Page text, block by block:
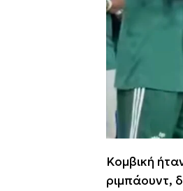
Κομβική
ριμπάουντ,